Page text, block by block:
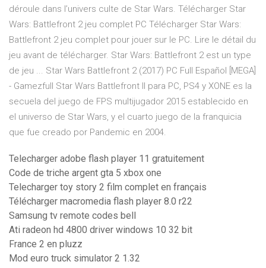
déroule dans l’univers culte de Star Wars. Télécharger Star
Wars: Battlefront 2 jeu complet PC Télécharger Star Wars:
Battlefront 2 jeu complet pour jouer sur le PC. Lire le détail du
jeu avant de télécharger. Star Wars: Battlefront 2 est un type
de jeu ... Star Wars Battlefront 2 (2017) PC Full Español [MEGA]
- Gamezfull Star Wars Battlefront II para PC, PS4 y XONE es la
secuela del juego de FPS multijugador 2015 establecido en
el universo de Star Wars, y el cuarto juego de la franquicia
que fue creado por Pandemic en 2004.
Telecharger adobe flash player 11 gratuitement
Code de triche argent gta 5 xbox one
Telecharger toy story 2 film complet en français
Télécharger macromedia flash player 8.0 r22
Samsung tv remote codes bell
Ati radeon hd 4800 driver windows 10 32 bit
France 2 en pluzz
Mod euro truck simulator 2 1.32